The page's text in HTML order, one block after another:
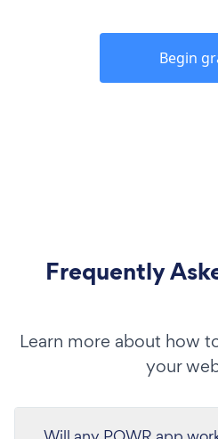
Begin
Frequently
Learn more about how
your